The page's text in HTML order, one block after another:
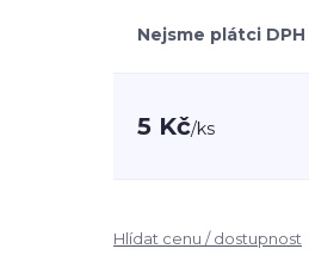
Nejsme plátci DPH
5 Kč/ks
Hlídat cenu / dostupnost